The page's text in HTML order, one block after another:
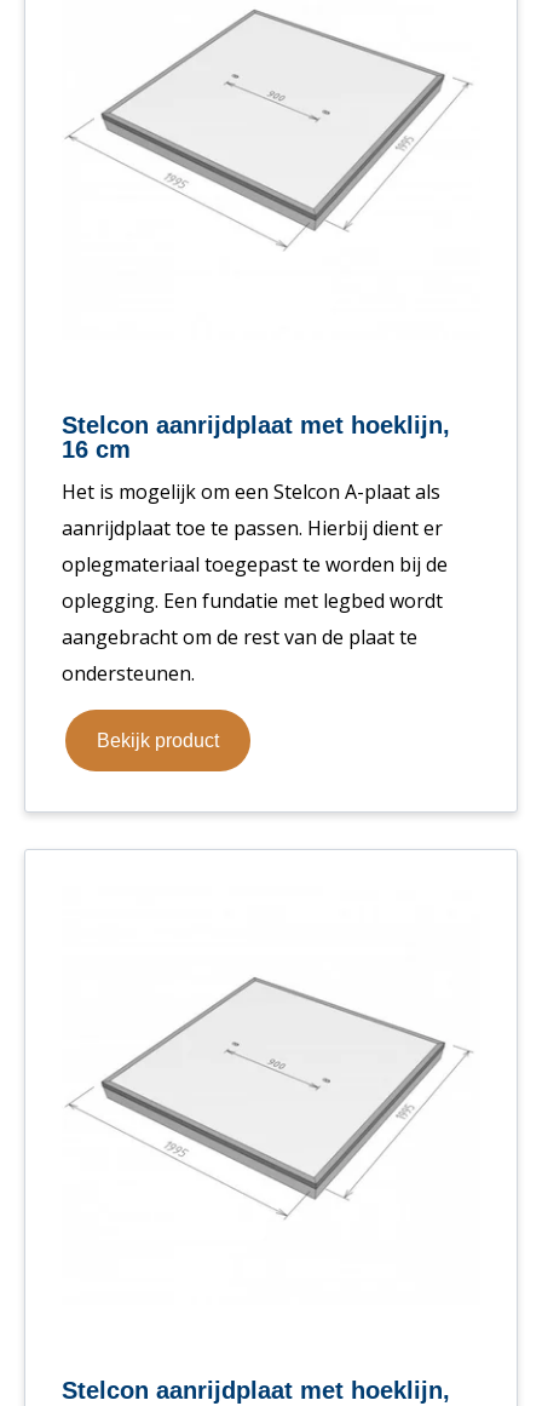
Stelcon aanrijdplaat met hoeklijn,
16 cm
Het is mogelijk om een Stelcon A-plaat als
aanrijdplaat toe te passen. Hierbij dient er
oplegmateriaal toegepast te worden bij de
oplegging. Een fundatie met legbed wordt
aangebracht om de rest van de plaat te
ondersteunen.
Bekijk product
Stelcon aanrijdplaat met hoeklijn,